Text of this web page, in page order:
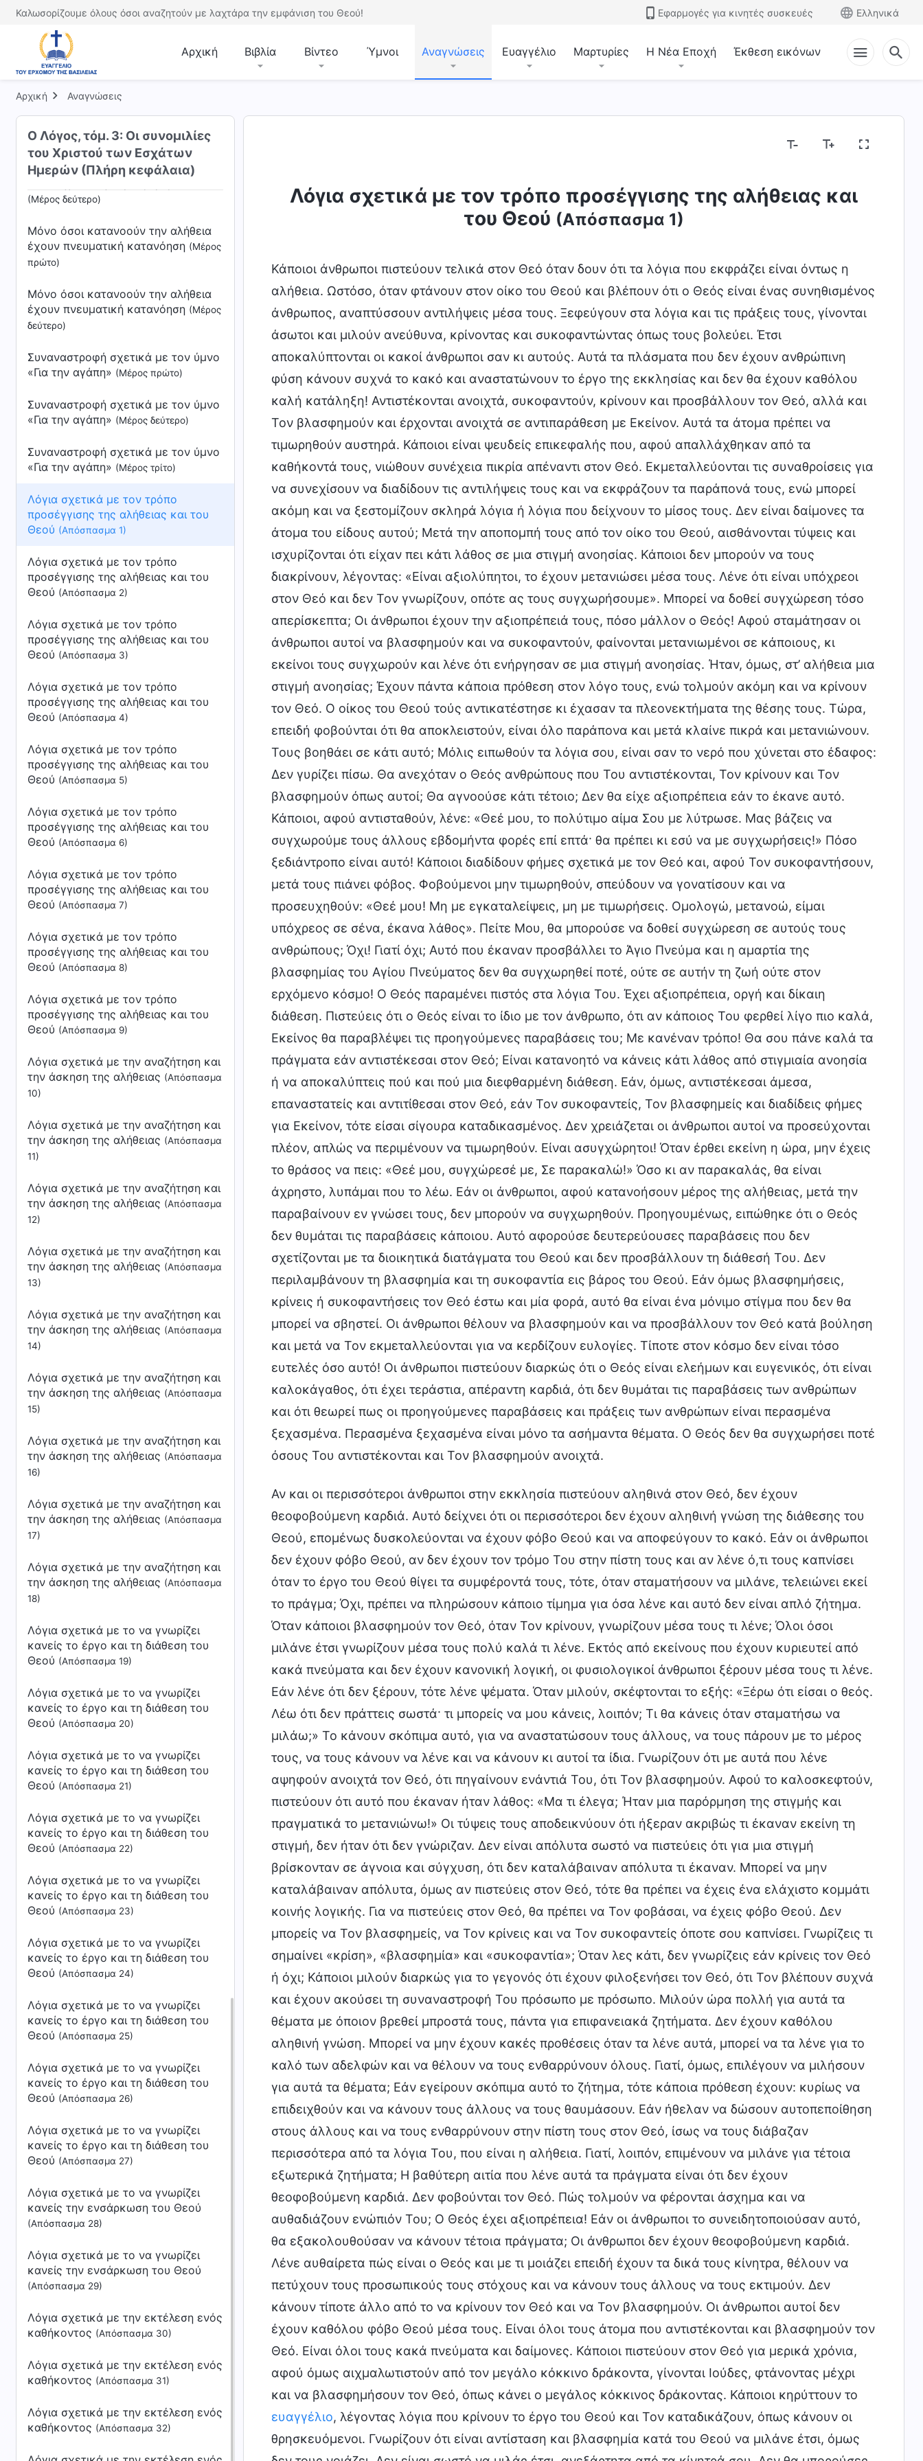
Καλωσορίζουμε όλους όσοι αναζητούν με λαχτάρα την εμφάνιση του Θεού! Εφαρμογές για κινητές συσκευές Ελληνικά
Αρχική Βιβλία Βίντεο Ύμνοι Αναγνώσεις Ευαγγέλιο Μαρτυρίες Η Νέα Εποχή Έκθεση εικόνων
Αρχική Αναγνώσεις
Ο Λόγος, τόμ. 3: Οι συνομιλίες
του Χριστού των Εσχάτων
Ημερών (Πλήρη κεφάλαια)
Για να εκτελέσει κανείς καλά το
καθήκον του, πρέπει τουλάχιστον
να έχει συνείδηση και λογική(Μέρος
τρίτο)
Οι αρχές που θα πρέπει να
(Μέρος πρώτο)
Οι αρχές που θα πρέπει να
(Μέρος δεύτερο)
Μόνο όσοι κατανοούν την αλήθεια
έχουν πνευματική κατανόηση (Μέρος
πρώτο)
Μόνο όσοι κατανοούν την αλήθεια
έχουν πνευματική κατανόηση (Μέρος
δεύτερο)
Συναναστροφή σχετικά με τον ύμνο
«Για την αγάπη» (Μέρος πρώτο)
Συναναστροφή σχετικά με τον ύμνο
«Για την αγάπη» (Μέρος δεύτερο)
Συναναστροφή σχετικά με τον ύμνο
«Για την αγάπη» (Μέρος τρίτο)
Λόγια σχετικά με τον τρόπο
προσέγγισης της αλήθειας και του
Θεού (Απόσπασμα 1)
Λόγια σχετικά με τον τρόπο
προσέγγισης της αλήθειας και του
Θεού (Απόσπασμα 2)
Λόγια σχετικά με τον τρόπο
προσέγγισης της αλήθειας και του
Θεού (Απόσπασμα 3)
Λόγια σχετικά με τον τρόπο
προσέγγισης της αλήθειας και του
Θεού (Απόσπασμα 4)
Λόγια σχετικά με τον τρόπο
προσέγγισης της αλήθειας και του
Θεού (Απόσπασμα 5)
Λόγια σχετικά με τον τρόπο
προσέγγισης της αλήθειας και του
Θεού (Απόσπασμα 6)
Λόγια σχετικά με τον τρόπο
προσέγγισης της αλήθειας και του
Θεού (Απόσπασμα 7)
Λόγια σχετικά με τον τρόπο
προσέγγισης της αλήθειας και του
Θεού (Απόσπασμα 8)
Λόγια σχετικά με τον τρόπο
προσέγγισης της αλήθειας και του
Θεού (Απόσπασμα 9)
Λόγια σχετικά με την αναζήτηση και
την άσκηση της αλήθειας (Απόσπασμα
10)
Λόγια σχετικά με την αναζήτηση και
την άσκηση της αλήθειας (Απόσπασμα
11)
Λόγια σχετικά με την αναζήτηση και
την άσκηση της αλήθειας (Απόσπασμα
12)
Λόγια σχετικά με την αναζήτηση και
την άσκηση της αλήθειας (Απόσπασμα
13)
Λόγια σχετικά με την αναζήτηση και
την άσκηση της αλήθειας (Απόσπασμα
14)
Λόγια σχετικά με την αναζήτηση και
την άσκηση της αλήθειας (Απόσπασμα
15)
Λόγια σχετικά με την αναζήτηση και
την άσκηση της αλήθειας (Απόσπασμα
16)
Λόγια σχετικά με την αναζήτηση και
την άσκηση της αλήθειας (Απόσπασμα
17)
Λόγια σχετικά με την αναζήτηση και
την άσκηση της αλήθειας (Απόσπασμα
18)
Λόγια σχετικά με το να γνωρίζει
κανείς το έργο και τη διάθεση του
Θεού (Απόσπασμα 19)
Λόγια σχετικά με το να γνωρίζει
κανείς το έργο και τη διάθεση του
Θεού (Απόσπασμα 20)
Λόγια σχετικά με το να γνωρίζει
κανείς το έργο και τη διάθεση του
Θεού (Απόσπασμα 21)
Λόγια σχετικά με το να γνωρίζει
κανείς το έργο και τη διάθεση του
Θεού (Απόσπασμα 22)
Λόγια σχετικά με το να γνωρίζει
κανείς το έργο και τη διάθεση του
Θεού (Απόσπασμα 23)
Λόγια σχετικά με το να γνωρίζει
κανείς το έργο και τη διάθεση του
Θεού (Απόσπασμα 24)
Λόγια σχετικά με το να γνωρίζει
κανείς το έργο και τη διάθεση του
Θεού (Απόσπασμα 25)
Λόγια σχετικά με το να γνωρίζει
κανείς το έργο και τη διάθεση του
Θεού (Απόσπασμα 26)
Λόγια σχετικά με το να γνωρίζει
κανείς το έργο και τη διάθεση του
Θεού (Απόσπασμα 27)
Λόγια σχετικά με το να γνωρίζει
κανείς την ενσάρκωση του Θεού
(Απόσπασμα 28)
Λόγια σχετικά με το να γνωρίζει
κανείς την ενσάρκωση του Θεού
(Απόσπασμα 29)
Λόγια σχετικά με την εκτέλεση ενός
καθήκοντος (Απόσπασμα 30)
Λόγια σχετικά με την εκτέλεση ενός
καθήκοντος (Απόσπασμα 31)
Λόγια σχετικά με την εκτέλεση ενός
καθήκοντος (Απόσπασμα 32)
Λόγια σχετικά με τον τρόπο προσέγγισης της αλήθειας και
του Θεού (Απόσπασμα 1)
Κάποιοι άνθρωποι πιστεύουν τελικά στον Θεό όταν δουν ότι τα λόγια που εκφράζει είναι όντως η
αλήθεια. Ωστόσο, όταν φτάνουν στον οίκο του Θεού και βλέπουν ότι ο Θεός είναι ένας συνηθισμένος
άνθρωπος, αναπτύσσουν αντιλήψεις μέσα τους. Ξεφεύγουν στα λόγια και τις πράξεις τους, γίνονται
άσωτοι και μιλούν ανεύθυνα, κρίνοντας και συκοφαντώντας όπως τους βολεύει. Έτσι
αποκαλύπτονται οι κακοί άνθρωποι σαν κι αυτούς. Αυτά τα πλάσματα που δεν έχουν ανθρώπινη
φύση κάνουν συχνά το κακό και αναστατώνουν το έργο της εκκλησίας και δεν θα έχουν καθόλου
καλή κατάληξη! Αντιστέκονται ανοιχτά, συκοφαντούν, κρίνουν και προσβάλλουν τον Θεό, αλλά και
Τον βλασφημούν και έρχονται ανοιχτά σε αντιπαράθεση με Εκείνον. Αυτά τα άτομα πρέπει να
τιμωρηθούν αυστηρά. Κάποιοι είναι ψευδείς επικεφαλής που, αφού απαλλάχθηκαν από τα
καθήκοντά τους, νιώθουν συνέχεια πικρία απέναντι στον Θεό. Εκμεταλλεύονται τις συναθροίσεις για
να συνεχίσουν να διαδίδουν τις αντιλήψεις τους και να εκφράζουν τα παράπονά τους, ενώ μπορεί
ακόμη και να ξεστομίζουν σκληρά λόγια ή λόγια που δείχνουν το μίσος τους. Δεν είναι δαίμονες τα
άτομα του είδους αυτού; Μετά την αποπομπή τους από τον οίκο του Θεού, αισθάνονται τύψεις και
ισχυρίζονται ότι είχαν πει κάτι λάθος σε μια στιγμή ανοησίας. Κάποιοι δεν μπορούν να τους
διακρίνουν, λέγοντας: «Είναι αξιολύπητοι, το έχουν μετανιώσει μέσα τους. Λένε ότι είναι υπόχρεοι
στον Θεό και δεν Τον γνωρίζουν, οπότε ας τους συγχωρήσουμε». Μπορεί να δοθεί συγχώρεση τόσο
απερίσκεπτα; Οι άνθρωποι έχουν την αξιοπρέπειά τους, πόσο μάλλον ο Θεός! Αφού σταμάτησαν οι
άνθρωποι αυτοί να βλασφημούν και να συκοφαντούν, φαίνονται μετανιωμένοι σε κάποιους, κι
εκείνοι τους συγχωρούν και λένε ότι ενήργησαν σε μια στιγμή ανοησίας. Ήταν, όμως, στ’ αλήθεια μια
στιγμή ανοησίας; Έχουν πάντα κάποια πρόθεση στον λόγο τους, ενώ τολμούν ακόμη και να κρίνουν
τον Θεό. Ο οίκος του Θεού τούς αντικατέστησε κι έχασαν τα πλεονεκτήματα της θέσης τους. Τώρα,
επειδή φοβούνται ότι θα αποκλειστούν, είναι όλο παράπονα και μετά κλαίνε πικρά και μετανιώνουν.
Τους βοηθάει σε κάτι αυτό; Μόλις ειπωθούν τα λόγια σου, είναι σαν το νερό που χύνεται στο έδαφος:
Δεν γυρίζει πίσω. Θα ανεχόταν ο Θεός ανθρώπους που Του αντιστέκονται, Τον κρίνουν και Τον
βλασφημούν όπως αυτοί; Θα αγνοούσε κάτι τέτοιο; Δεν θα είχε αξιοπρέπεια εάν το έκανε αυτό.
Κάποιοι, αφού αντισταθούν, λένε: «Θεέ μου, το πολύτιμο αίμα Σου με λύτρωσε. Μας βάζεις να
συγχωρούμε τους άλλους εβδομήντα φορές επί επτά· θα πρέπει κι εσύ να με συγχωρήσεις!» Πόσο
ξεδιάντροπο είναι αυτό! Κάποιοι διαδίδουν φήμες σχετικά με τον Θεό και, αφού Τον συκοφαντήσουν,
μετά τους πιάνει φόβος. Φοβούμενοι μην τιμωρηθούν, σπεύδουν να γονατίσουν και να
προσευχηθούν: «Θεέ μου! Μη με εγκαταλείψεις, μη με τιμωρήσεις. Ομολογώ, μετανοώ, είμαι
υπόχρεος σε σένα, έκανα λάθος». Πείτε Μου, θα μπορούσε να δοθεί συγχώρεση σε αυτούς τους
ανθρώπους; Όχι! Γιατί όχι; Αυτό που έκαναν προσβάλλει το Άγιο Πνεύμα και η αμαρτία της
βλασφημίας του Αγίου Πνεύματος δεν θα συγχωρηθεί ποτέ, ούτε σε αυτήν τη ζωή ούτε στον
ερχόμενο κόσμο! Ο Θεός παραμένει πιστός στα λόγια Του. Έχει αξιοπρέπεια, οργή και δίκαιη
διάθεση. Πιστεύεις ότι ο Θεός είναι το ίδιο με τον άνθρωπο, ότι αν κάποιος Του φερθεί λίγο πιο καλά,
Εκείνος θα παραβλέψει τις προηγούμενες παραβάσεις του; Με κανέναν τρόπο! Θα σου πάνε καλά τα
πράγματα εάν αντιστέκεσαι στον Θεό; Είναι κατανοητό να κάνεις κάτι λάθος από στιγμιαία ανοησία
ή να αποκαλύπτεις πού και πού μια διεφθαρμένη διάθεση. Εάν, όμως, αντιστέκεσαι άμεσα,
επαναστατείς και αντιτίθεσαι στον Θεό, εάν Τον συκοφαντείς, Τον βλασφημείς και διαδίδεις φήμες
για Εκείνον, τότε είσαι σίγουρα καταδικασμένος. Δεν χρειάζεται οι άνθρωποι αυτοί να προσεύχονται
πλέον, απλώς να περιμένουν να τιμωρηθούν. Είναι ασυγχώρητοι! Όταν έρθει εκείνη η ώρα, μην έχεις
το θράσος να πεις: «Θεέ μου, συγχώρεσέ με, Σε παρακαλώ!» Όσο κι αν παρακαλάς, θα είναι
άχρηστο, λυπάμαι που το λέω. Εάν οι άνθρωποι, αφού κατανοήσουν μέρος της αλήθειας, μετά την
παραβαίνουν εν γνώσει τους, δεν μπορούν να συγχωρηθούν. Προηγουμένως, ειπώθηκε ότι ο Θεός
δεν θυμάται τις παραβάσεις κάποιου. Αυτό αφορούσε δευτερεύουσες παραβάσεις που δεν
σχετίζονται με τα διοικητικά διατάγματα του Θεού και δεν προσβάλλουν τη διάθεσή Του. Δεν
περιλαμβάνουν τη βλασφημία και τη συκοφαντία εις βάρος του Θεού. Εάν όμως βλασφημήσεις,
κρίνεις ή συκοφαντήσεις τον Θεό έστω και μία φορά, αυτό θα είναι ένα μόνιμο στίγμα που δεν θα
μπορεί να σβηστεί. Οι άνθρωποι θέλουν να βλασφημούν και να προσβάλλουν τον Θεό κατά βούληση
και μετά να Τον εκμεταλλεύονται για να κερδίζουν ευλογίες. Τίποτε στον κόσμο δεν είναι τόσο
ευτελές όσο αυτό! Οι άνθρωποι πιστεύουν διαρκώς ότι ο Θεός είναι ελεήμων και ευγενικός, ότι είναι
καλοκάγαθος, ότι έχει τεράστια, απέραντη καρδιά, ότι δεν θυμάται τις παραβάσεις των ανθρώπων
και ότι θεωρεί πως οι προηγούμενες παραβάσεις και πράξεις των ανθρώπων είναι περασμένα
ξεχασμένα. Περασμένα ξεχασμένα είναι μόνο τα ασήμαντα θέματα. Ο Θεός δεν θα συγχωρήσει ποτέ
όσους Του αντιστέκονται και Τον βλασφημούν ανοιχτά.
Αν και οι περισσότεροι άνθρωποι στην εκκλησία πιστεύουν αληθινά στον Θεό, δεν έχουν
θεοφοβούμενη καρδιά. Αυτό δείχνει ότι οι περισσότεροι δεν έχουν αληθινή γνώση της διάθεσης του
Θεού, επομένως δυσκολεύονται να έχουν φόβο Θεού και να αποφεύγουν το κακό. Εάν οι άνθρωποι
δεν έχουν φόβο Θεού, αν δεν έχουν τον τρόμο Του στην πίστη τους και αν λένε ό,τι τους καπνίσει
όταν το έργο του Θεού θίγει τα συμφέροντά τους, τότε, όταν σταματήσουν να μιλάνε, τελειώνει εκεί
το πράγμα; Όχι, πρέπει να πληρώσουν κάποιο τίμημα για όσα λένε και αυτό δεν είναι απλό ζήτημα.
Όταν κάποιοι βλασφημούν τον Θεό, όταν Τον κρίνουν, γνωρίζουν μέσα τους τι λένε; Όλοι όσοι
μιλάνε έτσι γνωρίζουν μέσα τους πολύ καλά τι λένε. Εκτός από εκείνους που έχουν κυριευτεί από
κακά πνεύματα και δεν έχουν κανονική λογική, οι φυσιολογικοί άνθρωποι ξέρουν μέσα τους τι λένε.
Εάν λένε ότι δεν ξέρουν, τότε λένε ψέματα. Όταν μιλούν, σκέφτονται το εξής: «Ξέρω ότι είσαι ο θεός.
Λέω ότι δεν πράττεις σωστά· τι μπορείς να μου κάνεις, λοιπόν; Τι θα κάνεις όταν σταματήσω να
μιλάω;» Το κάνουν σκόπιμα αυτό, για να αναστατώσουν τους άλλους, να τους πάρουν με το μέρος
τους, να τους κάνουν να λένε και να κάνουν κι αυτοί τα ίδια. Γνωρίζουν ότι με αυτά που λένε
αψηφούν ανοιχτά τον Θεό, ότι πηγαίνουν ενάντιά Του, ότι Τον βλασφημούν. Αφού το καλοσκεφτούν,
πιστεύουν ότι αυτό που έκαναν ήταν λάθος: «Μα τι έλεγα; Ήταν μια παρόρμηση της στιγμής και
πραγματικά το μετανιώνω!» Οι τύψεις τους αποδεικνύουν ότι ήξεραν ακριβώς τι έκαναν εκείνη τη
στιγμή, δεν ήταν ότι δεν γνώριζαν. Δεν είναι απόλυτα σωστό να πιστεύεις ότι για μια στιγμή
βρίσκονταν σε άγνοια και σύγχυση, ότι δεν καταλάβαιναν απόλυτα τι έκαναν. Μπορεί να μην
καταλάβαιναν απόλυτα, όμως αν πιστεύεις στον Θεό, τότε θα πρέπει να έχεις ένα ελάχιστο κομμάτι
κοινής λογικής. Για να πιστεύεις στον Θεό, θα πρέπει να Τον φοβάσαι, να έχεις φόβο Θεού. Δεν
μπορείς να Τον βλασφημείς, να Τον κρίνεις και να Τον συκοφαντείς όποτε σου καπνίσει. Γνωρίζεις τι
σημαίνει «κρίση», «βλασφημία» και «συκοφαντία»; Όταν λες κάτι, δεν γνωρίζεις εάν κρίνεις τον Θεό
ή όχι; Κάποιοι μιλούν διαρκώς για το γεγονός ότι έχουν φιλοξενήσει τον Θεό, ότι Τον βλέπουν συχνά
και έχουν ακούσει τη συναναστροφή Του πρόσωπο με πρόσωπο. Μιλούν ώρα πολλή για αυτά τα
θέματα με όποιον βρεθεί μπροστά τους, πάντα για επιφανειακά ζητήματα. Δεν έχουν καθόλου
αληθινή γνώση. Μπορεί να μην έχουν κακές προθέσεις όταν τα λένε αυτά, μπορεί να τα λένε για το
καλό των αδελφών και να θέλουν να τους ενθαρρύνουν όλους. Γιατί, όμως, επιλέγουν να μιλήσουν
για αυτά τα θέματα; Εάν εγείρουν σκόπιμα αυτό το ζήτημα, τότε κάποια πρόθεση έχουν: κυρίως να
επιδειχθούν και να κάνουν τους άλλους να τους θαυμάσουν. Εάν ήθελαν να δώσουν αυτοπεποίθηση
στους άλλους και να τους ενθαρρύνουν στην πίστη τους στον Θεό, ίσως να τους διάβαζαν
περισσότερα από τα λόγια Του, που είναι η αλήθεια. Γιατί, λοιπόν, επιμένουν να μιλάνε για τέτοια
εξωτερικά ζητήματα; Η βαθύτερη αιτία που λένε αυτά τα πράγματα είναι ότι δεν έχουν
θεοφοβούμενη καρδιά. Δεν φοβούνται τον Θεό. Πώς τολμούν να φέρονται άσχημα και να
αυθαδιάζουν ενώπιόν Του; Ο Θεός έχει αξιοπρέπεια! Εάν οι άνθρωποι το συνειδητοποιούσαν αυτό,
θα εξακολουθούσαν να κάνουν τέτοια πράγματα; Οι άνθρωποι δεν έχουν θεοφοβούμενη καρδιά.
Λένε αυθαίρετα πώς είναι ο Θεός και με τι μοιάζει επειδή έχουν τα δικά τους κίνητρα, θέλουν να
πετύχουν τους προσωπικούς τους στόχους και να κάνουν τους άλλους να τους εκτιμούν. Δεν
κάνουν τίποτε άλλο από το να κρίνουν τον Θεό και να Τον βλασφημούν. Οι άνθρωποι αυτοί δεν
έχουν καθόλου φόβο Θεού μέσα τους. Είναι όλοι τους άτομα που αντιστέκονται και βλασφημούν τον
Θεό. Είναι όλοι τους κακά πνεύματα και δαίμονες. Κάποιοι πιστεύουν στον Θεό για μερικά χρόνια,
αφού όμως αιχμαλωτιστούν από τον μεγάλο κόκκινο δράκοντα, γίνονται Ιούδες, φτάνοντας μέχρι
και να βλασφημήσουν τον Θεό, όπως κάνει ο μεγάλος κόκκινος δράκοντας. Κάποιοι κηρύττουν το
ευαγγέλιο, λέγοντας λόγια που κρίνουν το έργο του Θεού και Τον καταδικάζουν, όπως κάνουν οι
θρησκευόμενοι. Γνωρίζουν ότι είναι αντίσταση και βλασφημία κατά του Θεού να μιλάνε έτσι, όμως